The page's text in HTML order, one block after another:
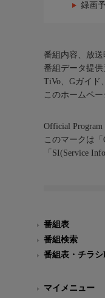
録画
番組内容、放
番組データ提供
TiVo、Gガイド
このホームペ
Official Program
このマークは
「SI(Service
番組表
番組検索
番組表・チラシ
マイメニュー